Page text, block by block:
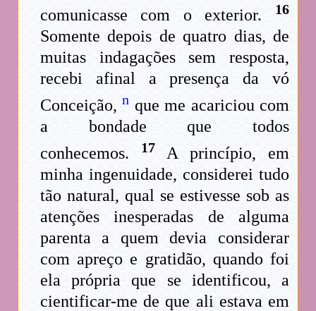
comunicasse com o exterior.
16
Somente depois de quatro dias, de
muitas indagações sem resposta,
recebi afinal a presença da vó
Conceição,n que me acariciou com
a bondade que todos
conhecemos.
17 A princípio, em
minha ingenuidade, considerei tudo
tão natural, qual se estivesse sob as
atenções inesperadas de alguma
parenta a quem devia considerar
com apreço e gratidão, quando foi
ela própria que se identificou, a
cientificar-me de que ali estava em